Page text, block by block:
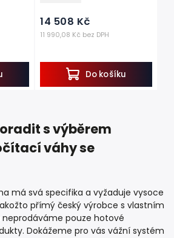
11 990,08 Kč bez DPH
14 508 Kč
Do košíku
s výběrem
váhy se
má svá specifika a vyžaduje vysoce
přímý český výrobce s vlastním
pouze hotové
Dokážeme pro vás vážní systém